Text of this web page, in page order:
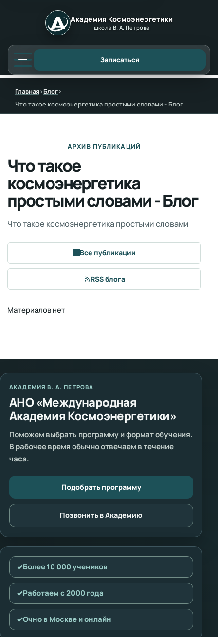
Академия Космоэнергетики
школа В. А. Петрова
Записаться
Главная›Блог›
Что такое космоэнергетика простыми словами - Блог
АРХИВ ПУБЛИКАЦИЙ
Что такое
космоэнергетика
простыми словами - Блог
Что такое космоэнергетика простыми словами
Все публикации
RSS блога
Материалов нет
АКАДЕМИЯ В. А. ПЕТРОВА
АНО «Международная
Академия Космоэнергетики»
Поможем выбрать программу и формат обучения.
В рабочее время обычно отвечаем в течение
часа.
Подобрать программу
Позвонить в Академию
✓Более 10 000 учеников
✓Работаем с 2000 года
✓Очно в Москве и онлайн